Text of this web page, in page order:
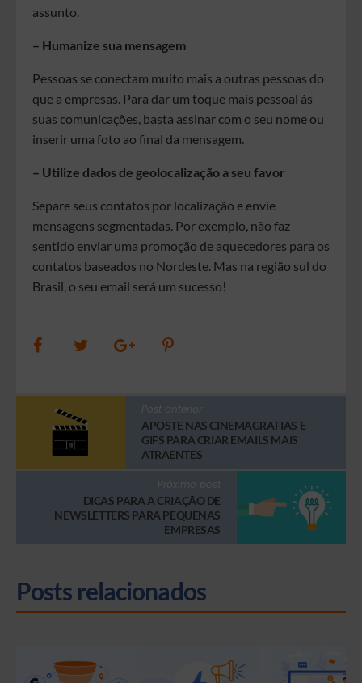
assunto.
– Humanize sua mensagem
Pessoas se conectam muito mais a outras pessoas do
que a empresas. Para dar um toque mais pessoal às
suas comunicações, basta assinar com o seu nome ou
inserir uma foto ao final da mensagem.
– Utilize dados de geolocalização a seu favor
Separe seus contatos por localização e envie
mensagens segmentadas. Por exemplo, não faz
sentido enviar uma promoção de aquecedores para os
contatos baseados no Nordeste. Mas na região sul do
Brasil, o seu email será um sucesso!
Post anterior
APOSTE NAS CINEMAGRAFIAS E
GIFS PARA CRIAR EMAILS MAIS
ATRAENTES
Próximo post
DICAS PARA A CRIAÇÃO DE
NEWSLETTERS PARA PEQUENAS
EMPRESAS
Posts relacionados